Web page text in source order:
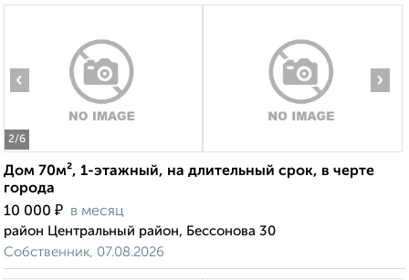
2/6
‹ ›
Дом 70м², 1-этажный, на длительный срок, в черте
города
10 000 ₽ в месяц
район Центральный район, Бессонова 30
Собственник, 07.08.2026